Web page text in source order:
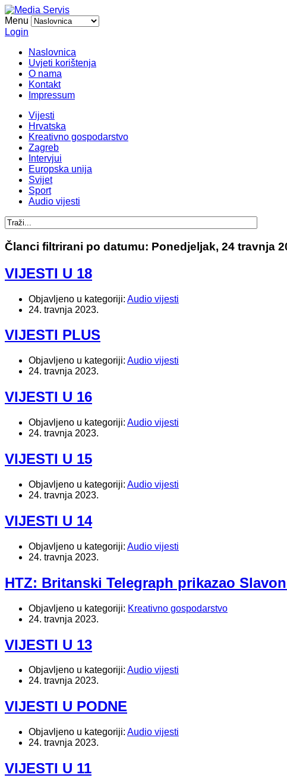
Menu
Login
Naslovnica
Uvjeti korištenja
O nama
Kontakt
Impressum
Vijesti
Hrvatska
Kreativno gospodarstvo
Zagreb
Intervjui
Europska unija
Svijet
Sport
Audio vijesti
Članci filtrirani po datumu: Ponedjeljak, 24 travnja
VIJESTI U 18
Objavljeno u kategoriji: Audio vijesti
24. travnja 2023.
VIJESTI PLUS
Objavljeno u kategoriji: Audio vijesti
24. travnja 2023.
VIJESTI U 16
Objavljeno u kategoriji: Audio vijesti
24. travnja 2023.
VIJESTI U 15
Objavljeno u kategoriji: Audio vijesti
24. travnja 2023.
VIJESTI U 14
Objavljeno u kategoriji: Audio vijesti
24. travnja 2023.
HTZ: Britanski Telegraph prikazao
Objavljeno u kategoriji: Kreativno gospodarstvo
24. travnja 2023.
VIJESTI U 13
Objavljeno u kategoriji: Audio vijesti
24. travnja 2023.
VIJESTI U PODNE
Objavljeno u kategoriji: Audio vijesti
24. travnja 2023.
VIJESTI U 11